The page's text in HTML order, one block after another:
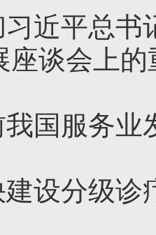
近平总书
座谈会上
国服务业
设分级诊